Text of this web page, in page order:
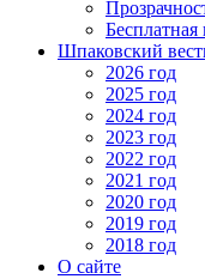
Шпаковский
2026 год
2025 год
2024 год
2023 год
2022 год
2021 год
2020 год
2019 год
2018 год
О сайте